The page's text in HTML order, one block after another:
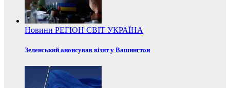
Новини РЕГІОН СВІТ УКРАЇНА
Зеленський анонсував візит у Вашингтон